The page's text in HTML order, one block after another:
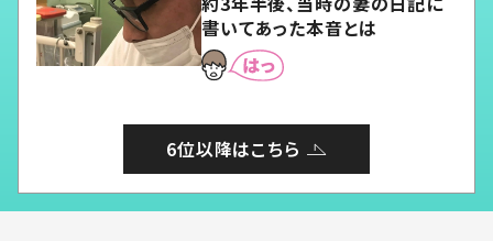
書いてあった本音とは
6位以降はこちら